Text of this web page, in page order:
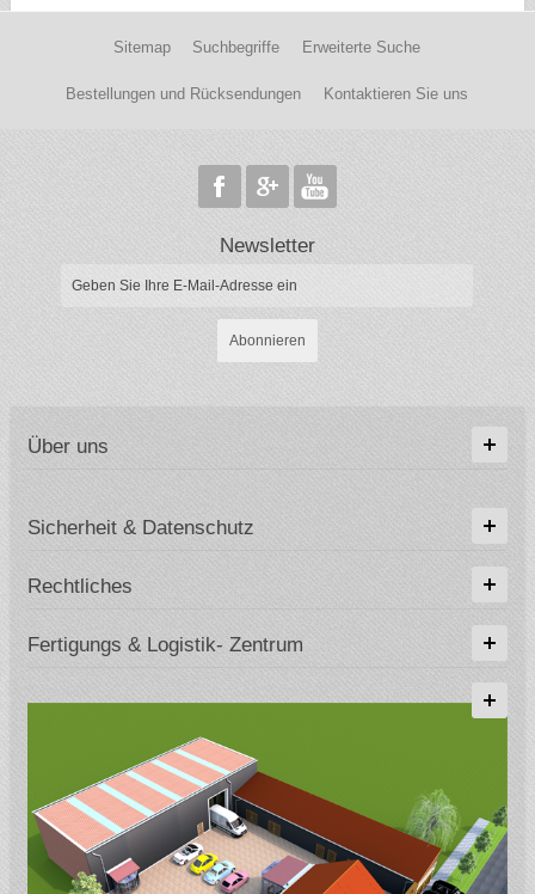
Sitemap Suchbegriffe Erweiterte Suche
Bestellungen und Rücksendungen Kontaktieren Sie uns
Newsletter
Abonnieren
Über uns
Sicherheit & Datenschutz
Rechtliches
Fertigungs & Logistik- Zentrum